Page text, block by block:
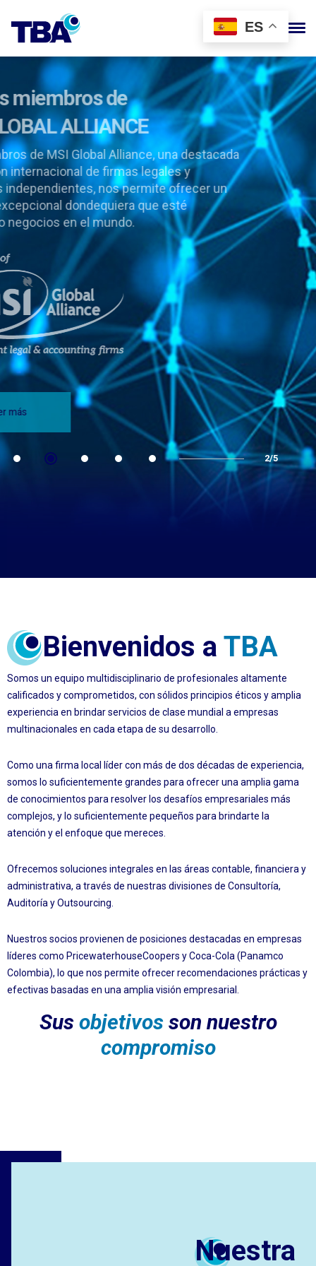
ES
Somos miembros de
MSI GLOBAL ALLIANCE
Ser miembros de MSI Global Alliance, una destacada
asociación internacional de firmas legales y
contables independientes, nos permite ofrecer un
servicio excepcional dondequiera que esté
realizando negocios en el mundo.
Ver más
2/5
Bienvenidos a TBA
Somos un equipo multidisciplinario de profesionales altamente
calificados y comprometidos, con sólidos principios éticos y amplia
experiencia en brindar servicios de clase mundial a empresas
multinacionales en cada etapa de su desarrollo.
Como una firma local líder con más de dos décadas de experiencia,
somos lo suficientemente grandes para ofrecer una amplia gama
de conocimientos para resolver los desafíos empresariales más
complejos, y lo suficientemente pequeños para brindarte la
atención y el enfoque que mereces.
Ofrecemos soluciones integrales en las áreas contable, financiera y
administrativa, a través de nuestras divisiones de Consultoría,
Auditoría y Outsourcing.
Nuestros socios provienen de posiciones destacadas en empresas
líderes como PricewaterhouseCoopers y Coca-Cola (Panamco
Colombia), lo que nos permite ofrecer recomendaciones prácticas y
efectivas basadas en una amplia visión empresarial.
Sus objetivosson nuestro
compromiso
Nuestra